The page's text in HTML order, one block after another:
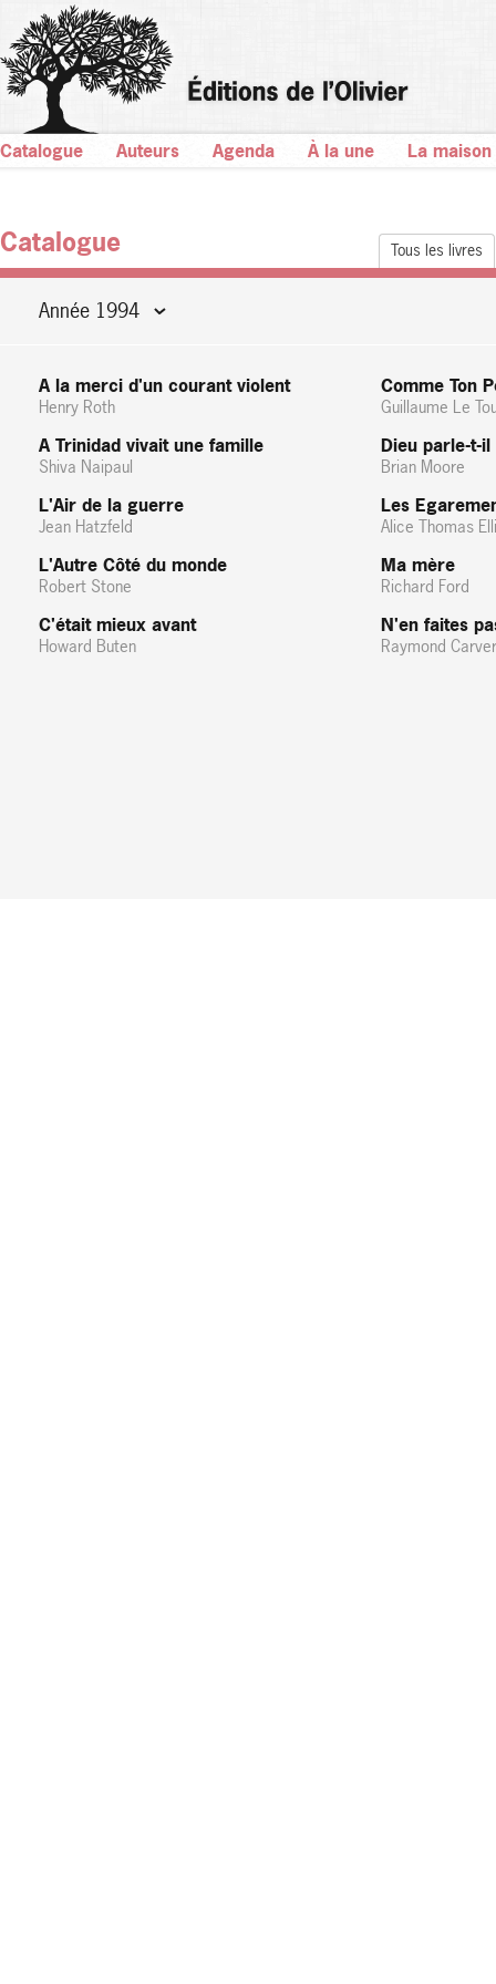
Catalogue Auteurs Agenda À la une La maison
Tous les livres
Catalogue
Année 1994
A la merci d'un courant violent
Henry Roth
A Trinidad vivait une famille
Shiva Naipaul
L'Air de la guerre
Jean Hatzfeld
L'Autre Côté du monde
Robert Stone
C'était mieux avant
Howard Buten
Comme Ton
Guillaume Le
Dieu parle-t-il
Brian Moore
Les
Alice Thomas
Ma mère
Richard Ford
N'en faites
Raymond Carver